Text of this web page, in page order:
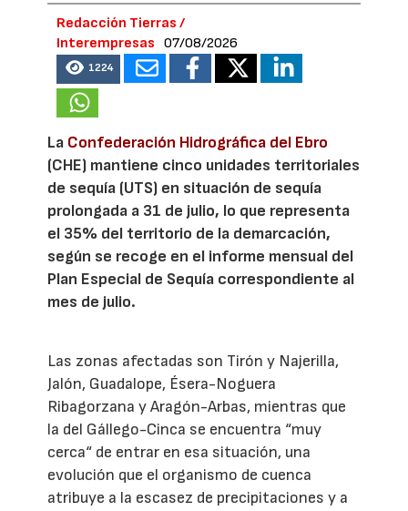
Redacción Tierras /
Interempresas
07/08/2026
1224
La Confederación Hidrográfica del Ebro
(CHE) mantiene cinco unidades territoriales
de sequía (UTS) en situación de sequía
prolongada a 31 de julio, lo que representa
el 35% del territorio de la demarcación,
según se recoge en el informe mensual del
Plan Especial de Sequía correspondiente al
mes de julio.
Las zonas afectadas son Tirón y Najerilla,
Jalón, Guadalope, Ésera-Noguera
Ribagorzana y Aragón-Arbas, mientras que
la del Gállego-Cinca se encuentra “muy
cerca“ de entrar en esa situación, una
evolución que el organismo de cuenca
atribuye a la escasez de precipitaciones y a